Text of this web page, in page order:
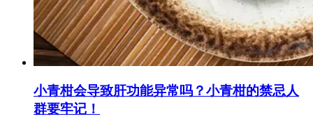
小青柑会导致肝功能异常吗？小青柑的禁忌人
群要牢记！